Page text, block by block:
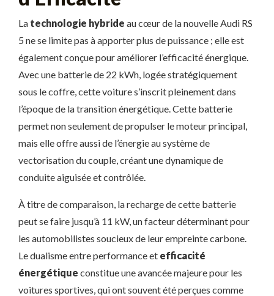
La technologie hybride au cœur de la nouvelle Audi RS
5 ne se limite pas à apporter plus de puissance ; elle est
également conçue pour améliorer l’efficacité énergique.
Avec une batterie de 22 kWh, logée stratégiquement
sous le coffre, cette voiture s’inscrit pleinement dans
l’époque de la transition énergétique. Cette batterie
permet non seulement de propulser le moteur principal,
mais elle offre aussi de l’énergie au système de
vectorisation du couple, créant une dynamique de
conduite aiguisée et contrôlée.
À titre de comparaison, la recharge de cette batterie
peut se faire jusqu’à 11 kW, un facteur déterminant pour
les automobilistes soucieux de leur empreinte carbone.
Le dualisme entre performance et efficacité
énergétique constitue une avancée majeure pour les
voitures sportives, qui ont souvent été perçues comme